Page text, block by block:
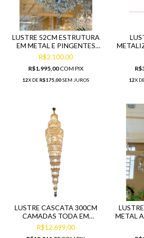
LUSTRE 52CM ESTRUTURA
EM METAL E PINGENTES
CRISTAL
R$2.100,00
R$1.995,00COM PIX
12X DER$175,00SEM JUROS 12X
LUSTRE CASCATA 300CM
CAMADAS TODA EM
PINGENTES
R$12.699,00
METAL